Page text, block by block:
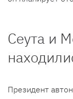
Сеута и
Президент